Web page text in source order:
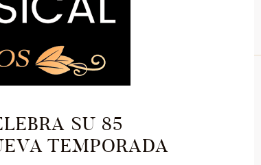
SU 85
TEMPORADA